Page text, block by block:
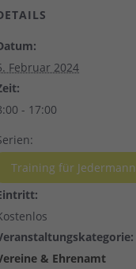
Februar 2024
- 17:00
Training für
& Ehrenamt